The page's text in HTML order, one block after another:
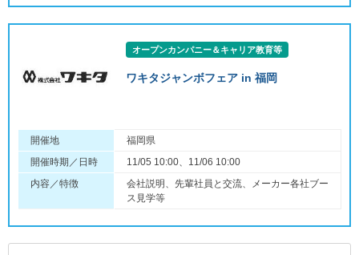
オープンカンパニー＆キャリア教育等
ワキタジャンボフェア in 福岡
開催地
福岡県
開催時期／日時
11/05 10:00、11/06 10:00
内容／特徴
会社説明、先輩社員と交流、メーカー各社ブー
ス見学等